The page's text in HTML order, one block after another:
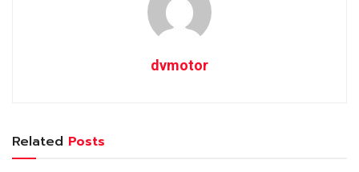
dvmotor
Related Posts